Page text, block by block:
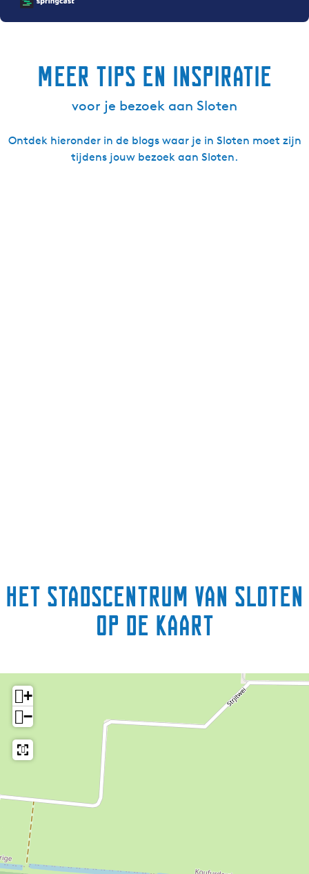
Meer tips en inspiratie
voor je bezoek aan Sloten
Ontdek hieronder in de blogs waar je in Sloten moet zijn
tijdens jouw bezoek aan Sloten.
Het stadscentrum van Sloten
op de kaart
+
−